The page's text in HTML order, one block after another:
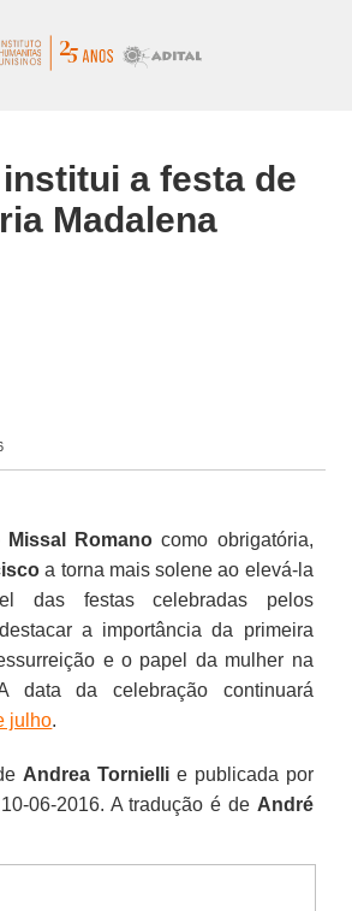
institui a festa de
Madalena
Missal Romano como obrigatória,
a torna mais solene ao elevá-la
das festas celebradas pelos
a importância da primeira
e o papel da mulher na
data da celebração continuará
julho.
Andrea Torniellie publicada por
06-2016. A tradução é de André